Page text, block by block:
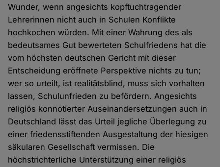
Wunder, wenn angesichts kopftuchtragender
Lehrerinnen nicht auch in Schulen Konflikte
hochkochen würden. Mit einer Wahrung des als
bedeutsames Gut bewerteten Schulfriedens hat die
vom höchsten deutschen Gericht mit dieser
Entscheidung eröffnete Perspektive nichts zu tun;
wer so urteilt, ist realitätsblind, muss sich vorhalten
lassen, Schulunfrieden zu befördern. Angesichts
religiös konnotierter Auseinandersetzungen auch in
Deutschland lässt das Urteil jegliche Überlegung zu
einer friedensstiftenden Ausgestaltung der hiesigen
säkularen Gesellschaft vermissen. Die
höchstrichterliche Unterstützung einer religiös